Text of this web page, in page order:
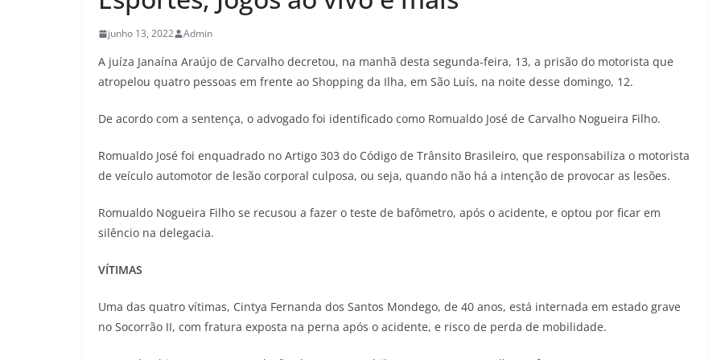
junho 13, 2022 Admin
A juíza Janaína Araújo de Carvalho decretou, na manhã desta segunda-feira, 13, a prisão do motorista que
atropelou quatro pessoas em frente ao Shopping da Ilha, em São Luís, na noite desse domingo, 12.
De acordo com a sentença, o advogado foi identificado como Romualdo José de Carvalho Nogueira Filho.
Romualdo José foi enquadrado no Artigo 303 do Código de Trânsito Brasileiro, que responsabiliza o motorista
de veículo automotor de lesão corporal culposa, ou seja, quando não há a intenção de provocar as lesões.
Romualdo Nogueira Filho se recusou a fazer o teste de bafômetro, após o acidente, e optou por ficar em
silêncio na delegacia.
VÍTIMAS
Uma das quatro vítimas, Cintya Fernanda dos Santos Mondego, de 40 anos, está internada em estado grave
no Socorrão II, com fratura exposta na perna após o acidente, e risco de perda de mobilidade.